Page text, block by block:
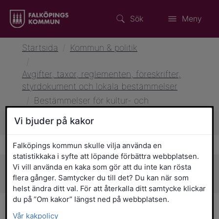
Sök Meny
Startsida
Kommun & politik
Avgifter, taxor, reglementen, föreskrifter,
styrdokument och lokala bestämmelser
Bestämmelser för kultur- och
kulturpris och idrottspris
Sidans innehåll
Bestämmelser för kultur-
Vi bjuder på kakor
Falköpings kommun skulle vilja använda en
statistikkaka i syfte att löpande förbättra webbplatsen.
Vi vill använda en kaka som gör att du inte kan rösta
flera gånger. Samtycker du till det? Du kan när som
helst ändra ditt val. För att återkalla ditt samtycke klickar
du på ”Om kakor” längst ned på webbplatsen.
Vår kakpolicy